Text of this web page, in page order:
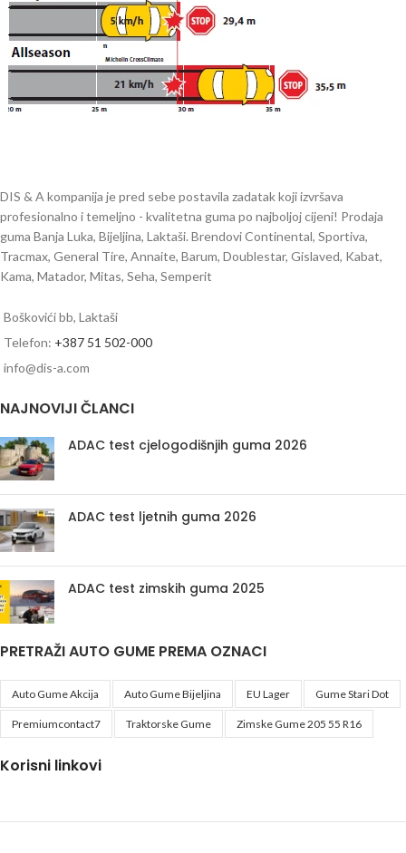
DIS & A kompanija je pred sebe postavila zadatak koji izvršava
profesionalno i temeljno - kvalitetna guma po najboljoj cijeni! Prodaja
guma Banja Luka, Bijeljina, Laktaši. Brendovi Continental, Sportiva,
Tracmax, General Tire, Annaite, Barum, Doublestar, Gislaved, Kabat,
Kama, Matador, Mitas, Seha, Semperit
Boškovići bb, Laktaši
Telefon: +387 51 502-000
info@dis-a.com
NAJNOVIJI ČLANCI
ADAC test cjelogodišnjih guma 2026
ADAC test ljetnih guma 2026
ADAC test zimskih guma 2025
PRETRAŽI AUTO GUME PREMA OZNACI
Auto Gume Akcija Auto Gume Bijeljina EU Lager Gume Stari Dot
Premiumcontact7 Traktorske Gume Zimske Gume 205 55 R16
Korisni linkovi